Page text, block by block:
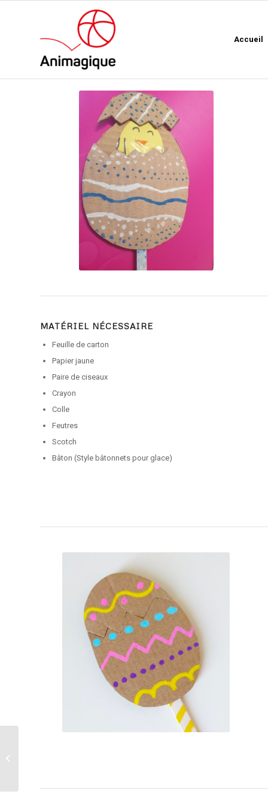
Accueil
MATÉRIEL NÉCESSAIRE
Feuille de carton
Papier jaune
Paire de ciseaux
Crayon
Colle
Feutres
Scotch
Bâton (Style bâtonnets pour glace)